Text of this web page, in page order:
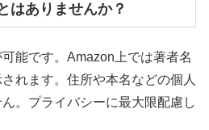
はありませんか？
能です。Amazon上では著者名
れます。住所や本名などの個人
。プライバシーに最大限配慮し